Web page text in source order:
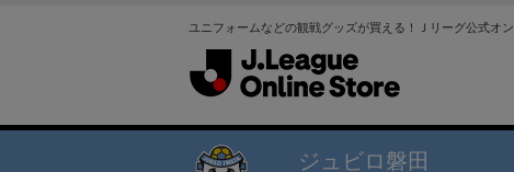
ユニフォームなどの観戦グッズが買える！Ｊリーグ公式オ
ジュビロ磐田